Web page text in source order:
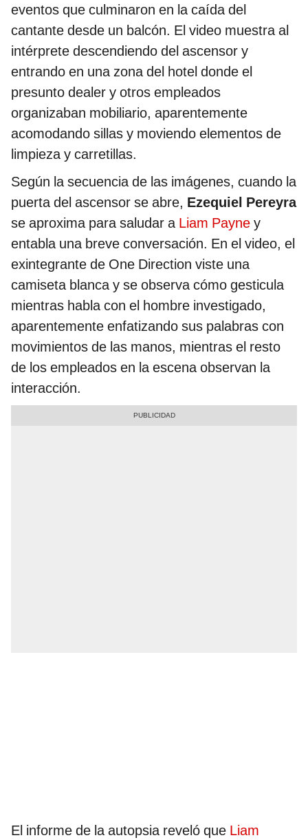
eventos que culminaron en la caída del
cantante desde un balcón. El video muestra al
intérprete descendiendo del ascensor y
entrando en una zona del hotel donde el
presunto dealer y otros empleados
organizaban mobiliario, aparentemente
acomodando sillas y moviendo elementos de
limpieza y carretillas.
Según la secuencia de las imágenes, cuando la
puerta del ascensor se abre, Ezequiel Pereyra
se aproxima para saludar aLiam Payne y
entabla una breve conversación. En el video, el
exintegrante de One Direction viste una
camiseta blanca y se observa cómo gesticula
mientras habla con el hombre investigado,
aparentemente enfatizando sus palabras con
movimientos de las manos, mientras el resto
de los empleados en la escena observan la
interacción.
El informe de la autopsia reveló que Liam